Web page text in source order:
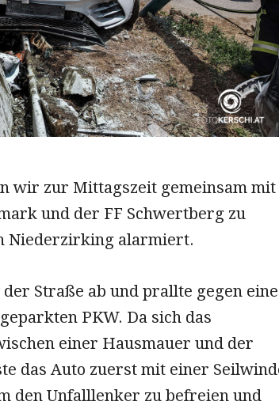
wir zur Mittagszeit gemeinsam mit
und der FF Schwertberg zu
Niederzirking alarmiert.
Straße ab und prallte gegen eine
PKW. Da sich das
einer Hausmauer und der
das Auto zuerst mit einer
den Unfalllenker zu befreien und